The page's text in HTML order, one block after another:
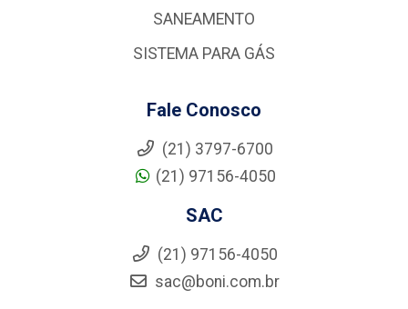
SANEAMENTO
SISTEMA PARA GÁS
Fale Conosco
(21) 3797-6700
(21) 97156-4050
SAC
(21) 97156-4050
sac@boni.com.br